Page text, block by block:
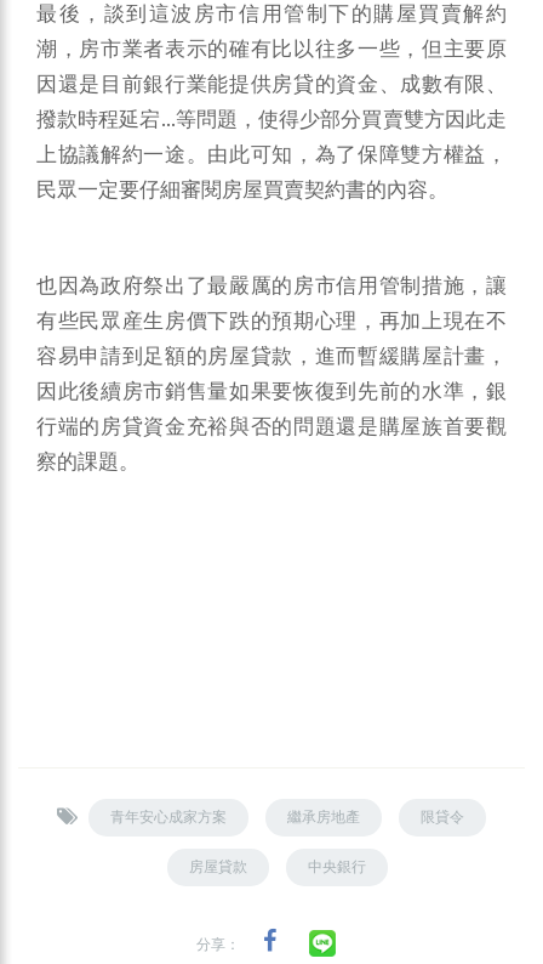
最後，談到這波房市信用管制下的購屋買賣解約
潮，房市業者表示的確有比以往多一些，但主要原
因還是目前銀行業能提供房貸的資金、成數有限、
撥款時程延宕...等問題，使得少部分買賣雙方因此走
上協議解約一途。由此可知，為了保障雙方權益，
民眾一定要仔細審閱房屋買賣契約書的內容。
也因為政府祭出了最嚴厲的房市信用管制措施，讓
有些民眾産生房價下跌的預期心理，再加上現在不
容易申請到足額的房屋貸款，進而暫緩購屋計畫，
因此後續房市銷售量如果要恢復到先前的水準，銀
行端的房貸資金充裕與否的問題還是購屋族首要觀
察的課題。
青年安心成家方案 繼承房地產 限貸令
房屋貸款 中央銀行
分享：